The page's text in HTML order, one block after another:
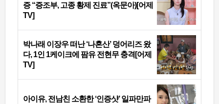
증 “증조부, 고종 황제 진료”(옥문아)[어제
TV]
박나래 이장우 떠난 ‘나혼산’ 덩어리즈 왔
다, 1인 1케이크에 팜유 전현무 충격[어제
TV]
아이유, 전남친 소환한 ‘인증샷’ 일파만파